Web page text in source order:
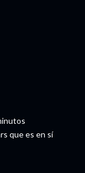
que es en sí